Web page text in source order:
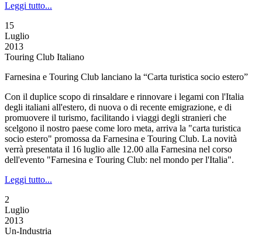
Leggi tutto...
15
Luglio
2013
Touring Club Italiano
Farnesina e Touring Club lanciano la “Carta turistica socio estero”
Con il duplice scopo di rinsaldare e rinnovare i legami con l'Italia
degli italiani all'estero, di nuova o di recente emigrazione, e di
promuovere il turismo, facilitando i viaggi degli stranieri che
scelgono il nostro paese come loro meta, arriva la "carta turistica
socio estero" promossa da Farnesina e Touring Club. La novità
verrà presentata il 16 luglio alle 12.00 alla Farnesina nel corso
dell'evento "Farnesina e Touring Club: nel mondo per l'Italia".
Leggi tutto...
2
Luglio
2013
Un-Industria